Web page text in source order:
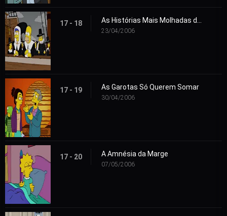
17 - 18
23/04/2006
17 - 19 As Garotas Só Querem Somar
30/04/2006
17 - 20 A Amnésia da Marge
07/05/2006